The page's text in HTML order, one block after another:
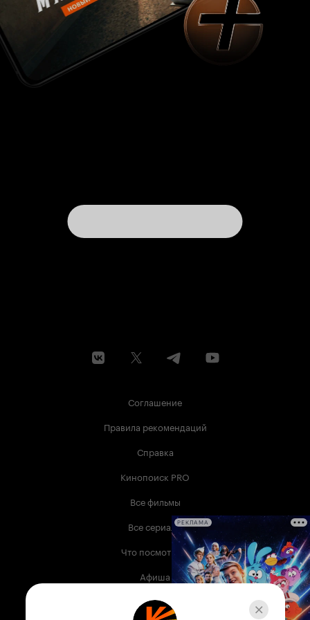
Соглашение
Правила рекомендаций
Справка
Кинопоиск PRO
Все фильмы
Все сериалы
Что посмотреть
Афиша
Музыка
РЕКЛАМА